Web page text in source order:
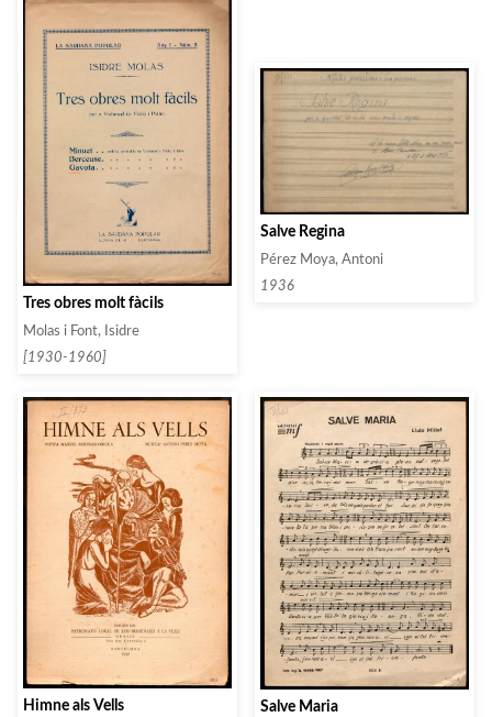
Tres obres molt fàcils
Molas i Font, Isidre
[1930-1960]
Salve Regina
Pérez Moya, Antoni
1936
Himne als Vells Salve Maria